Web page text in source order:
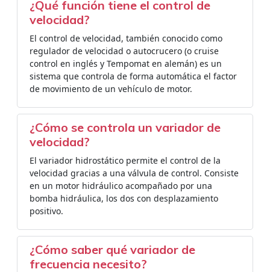
¿Qué función tiene el control de
velocidad?
El control de velocidad, también conocido como
regulador de velocidad o autocrucero (o cruise
control en inglés y Tempomat en alemán) es un
sistema que controla de forma automática el factor
de movimiento de un vehículo de motor.
¿Cómo se controla un variador de
velocidad?
El variador hidrostático permite el control de la
velocidad gracias a una válvula de control. Consiste
en un motor hidráulico acompañado por una
bomba hidráulica, los dos con desplazamiento
positivo.
¿Cómo saber qué variador de
frecuencia necesito?